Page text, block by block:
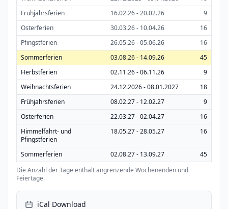
Frühjahrsferien
16.02.26 - 20.02.26
9
Osterferien
30.03.26 - 10.04.26
16
Pfingstferien
26.05.26 - 05.06.26
16
Sommerferien
03.08.26 - 14.09.26
45
Herbstferien
02.11.26 - 06.11.26
9
Weihnachtsferien
24.12.2026 - 08.01.2027
18
Frühjahrsferien
08.02.27 - 12.02.27
9
Osterferien
22.03.27 - 02.04.27
16
Himmelfahrt- und
Pfingstferien
18.05.27 - 28.05.27 16
Sommerferien 02.08.27 - 13.09.27
45
Die Anzahl der Tage enthält angrenzende Wochenenden und
Feiertage.
iCal Download